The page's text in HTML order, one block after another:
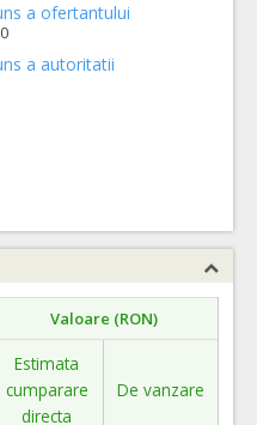
a ofertantului
a autoritatii
Valoare (RON)
Estimata
cumparare
directa
De vanzare